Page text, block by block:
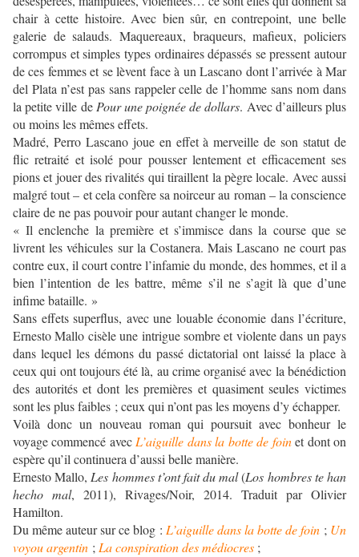
chair à cette histoire. Avec bien sûr, en contrepoint, une belle
galerie de salauds. Maquereaux, braqueurs, mafieux, policiers
corrompus et simples types ordinaires dépassés se pressent autour
de ces femmes et se lèvent face à un Lascano dont l’arrivée à Mar
del Plata n’est pas sans rappeler celle de l’homme sans nom dans
la petite ville de Pour une poignée de dollars. Avec d’ailleurs plus
ou moins les mêmes effets.
Madré, Perro Lascano joue en effet à merveille de son statut de
flic retraité et isolé pour pousser lentement et efficacement ses
pions et jouer des rivalités qui tiraillent la pègre locale. Avec aussi
malgré tout – et cela confère sa noirceur au roman – la conscience
claire de ne pas pouvoir pour autant changer le monde.
« Il enclenche la première et s’immisce dans la course que se
livrent les véhicules sur la Costanera. Mais Lascano ne court pas
contre eux, il court contre l’infamie du monde, des hommes, et il a
bien l’intention de les battre, même s’il ne s’agit là que d’une
infime bataille. »
Sans effets superflus, avec une louable économie dans l’écriture,
Ernesto Mallo cisèle une intrigue sombre et violente dans un pays
dans lequel les démons du passé dictatorial ont laissé la place à
ceux qui ont toujours été là, au crime organisé avec la bénédiction
des autorités et dont les premières et quasiment seules victimes
sont les plus faibles ; ceux qui n’ont pas les moyens d’y échapper.
Voilà donc un nouveau roman qui poursuit avec bonheur le
voyage commencé avec L’aiguille dans la botte de foinet dont on
espère qu’il continuera d’aussi belle manière.
Ernesto Mallo, Les hommes t’ont fait du mal(Los hombres te han
hecho mal, 2011), Rivages/Noir, 2014. Traduit par Olivier
Hamilton.
Du même auteur sur ce blog : L’aiguille dans la botte de foin ; Un
voyou argentin ; La conspiration des médiocres ;